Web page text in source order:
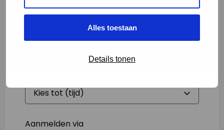
Alles toestaan
Details tonen
Starttijd*
Aanmelden via